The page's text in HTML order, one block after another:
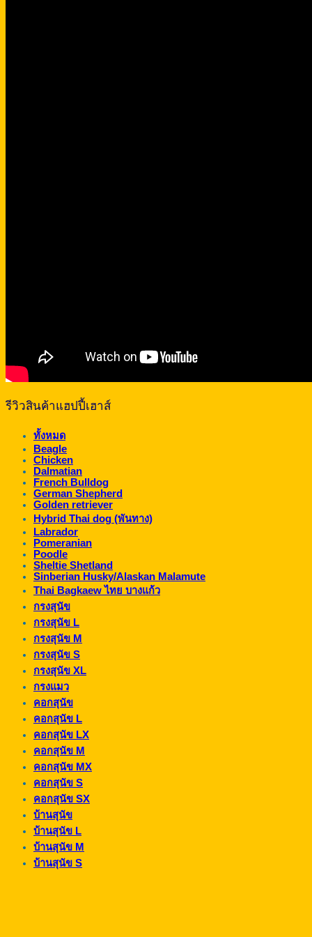
รีวิวสินค้าแฮปปี้เฮาส์
ทั้งหมด
Beagle
Chicken
Dalmatian
French Bulldog
German Shepherd
Golden retriever
Hybrid Thai dog (พันทาง)
Labrador
Pomeranian
Poodle
Sheltie Shetland
Sinberian Husky/Alaskan Malamute
Thai Bagkaew ไทย บางแก้ว
กรงสุนัข
กรงสุนัข L
กรงสุนัข M
กรงสุนัข S
กรงสุนัข XL
กรงแมว
คอกสุนัข
คอกสุนัข L
คอกสุนัข LX
คอกสุนัข M
คอกสุนัข MX
คอกสุนัข S
คอกสุนัข SX
บ้านสุนัข
บ้านสุนัข L
บ้านสุนัข M
บ้านสุนัข S